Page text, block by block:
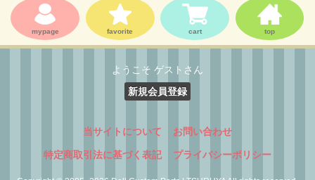
mypage favorite cart top
ようこそ ゲストさん
新規会員登録
当サイトについて お問い合わせ
特定商取引法に基づく表記 プライバシーポリシー